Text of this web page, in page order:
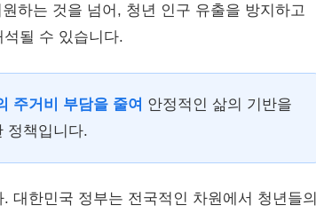
하는 것을 넘어, 청년 인구 유출을 방지하고
될 수 있습니다.
주거비 부담을 줄여 안정적인 삶의 기반을
정책입니다.
대한민국 정부는 전국적인 차원에서 청년들의